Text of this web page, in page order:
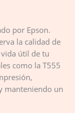
por Epson.
la calidad de
útil de tu
como la T555
manteniendo un